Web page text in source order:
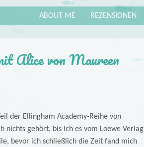
REZENSIONEN
ABOUT ME
Alice von Maureen
der Ellingham Academy-Reihe von
nichts gehört, bis ich es vom Loewe Verlag
bevor ich schließlich die Zeit fand mich